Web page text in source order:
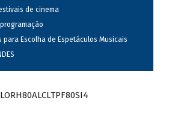
de cinema
para Escolha de Espetáculos Musicais